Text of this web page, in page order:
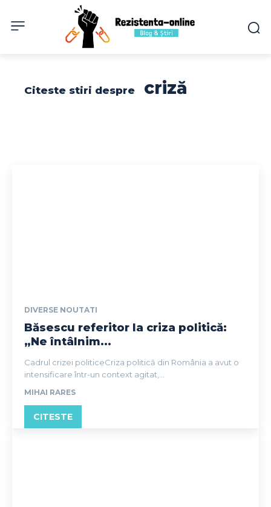
Citeste stiri despre criză
DIVERSE NOUTATI
Băsescu referitor la criza politică:
„Ne întâlnim...
Cadrul crizei politiceCriza politică din România a avut o
intensificare într-un context agitat,...
MIHAI RARES
CITESTE